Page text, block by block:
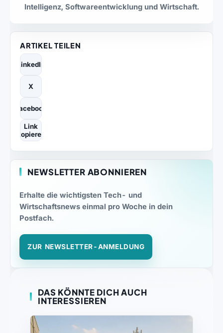
Intelligenz, Softwareentwicklung und Wirtschaft.
ARTIKEL TEILEN
LinkedIn
X
Facebook
Link
kopieren
NEWSLETTER ABONNIEREN
Erhalte die wichtigsten Tech- und
Wirtschaftsnews einmal pro Woche in dein
Postfach.
ZUR NEWSLETTER-ANMELDUNG
DAS KÖNNTE DICH AUCH
INTERESSIEREN